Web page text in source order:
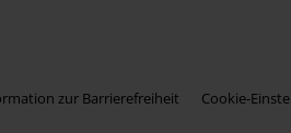
zur Barrierefreiheit Cookie-